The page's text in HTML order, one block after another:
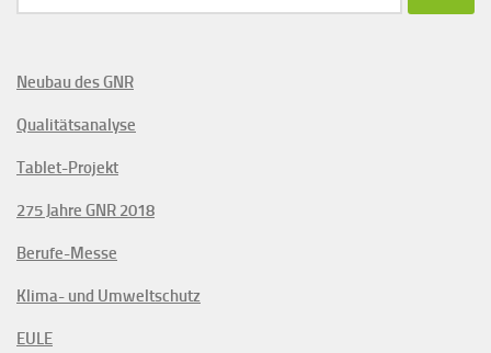
nach:
Neubau des GNR
Qualitätsanalyse
Tablet-Projekt
275 Jahre GNR 2018
Berufe-Messe
Klima- und Umweltschutz
EULE